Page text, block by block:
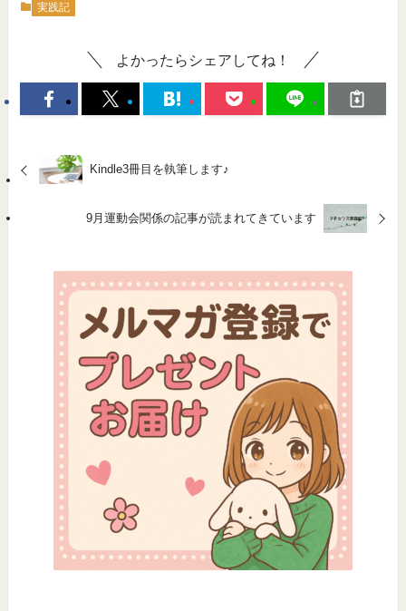
実践記
よかったらシェアしてね！
Kindle3冊目を執筆します♪
9月運動会関係の記事が読まれてきています